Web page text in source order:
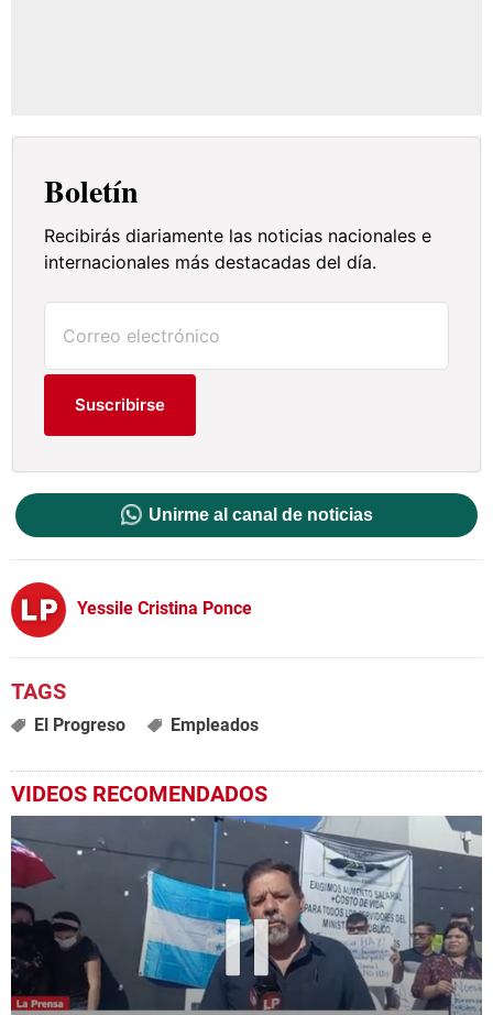
Boletín
Recibirás diariamente las noticias nacionales e
internacionales más destacadas del día.
Suscribirse
Unirme al canal de noticias
Yessile Cristina Ponce
El Progreso Empleados
VIDEOS RECOMENDADOS